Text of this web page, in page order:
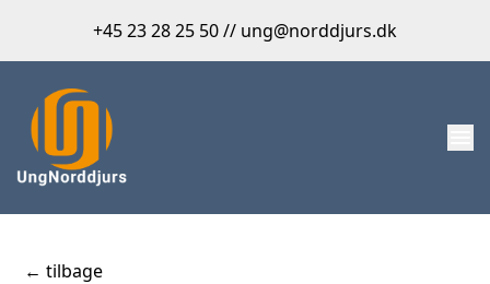
+45 23 28 25 50 // ung@norddjurs.dk
← tilbage